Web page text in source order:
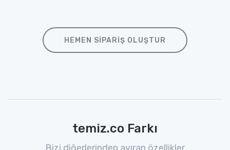
HEMEN SIPARIŞ OLUŞTUR
temiz.co Farkı